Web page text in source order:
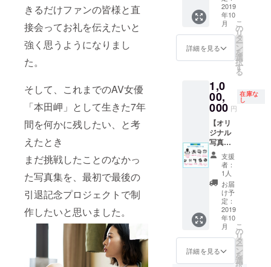
きるだけファンの皆様と直
接会ってお礼を伝えたいと
強く思うようになりまし
た。
そして、これまでのAV女優
「本田岬」として生きた7年
間を何かに残したい、と考
えたとき
まだ挑戦したことのなかっ
た写真集を、最初で最後の
引退記念プロジェクトで制
作したいと思いました。
のにつ
いては
お断り
する場
合がご
ざいま
す。 ※
望は確
認でき
ますが
指定は
できな
いので
ご了承
下さい
※都内某
所で
2019年
10月9日
(水)を予
定して
おりま
す。
2019年
9月28日
(土)都内
某所に
て ※ク
レジッ
ト掲載
お名前
を備考
欄に記
載して
くださ
い。公
序良俗
に反す
るな
ど、不
適切と
判断さ
れるも
のにつ
いては
お断り
する場
合がご
ざいま
入り） •
ドキュ
メント
DVD •お
渡し会
参加券 •
ツー
ト券 •本
人挨拶 •
クレ
ジット
掲載 •ア
ザー
カット
30枚程
度 •チェ
キ 5枚 •
カラオ
ケデー
ト(2時
間程
度）※食
事込み
※お渡し
会は
2019年
2019
年10
月
詳細を見る
こ
の
リ
タ
ー
ン
を
選
択
す
る
1,0
00,
000 円
在庫な
し
【オリ
ジナル
写真集
プラ
ン】 •写
真集
（サイ
ン入り
＋宛名
入り） •
ドキュ
メント
DVD •お
渡し会
参加券 •
支援
者：
1人
お届
け予
定：
2019
年10
月
詳細を見る
こ
の
リ
タ
ー
ン
を
選